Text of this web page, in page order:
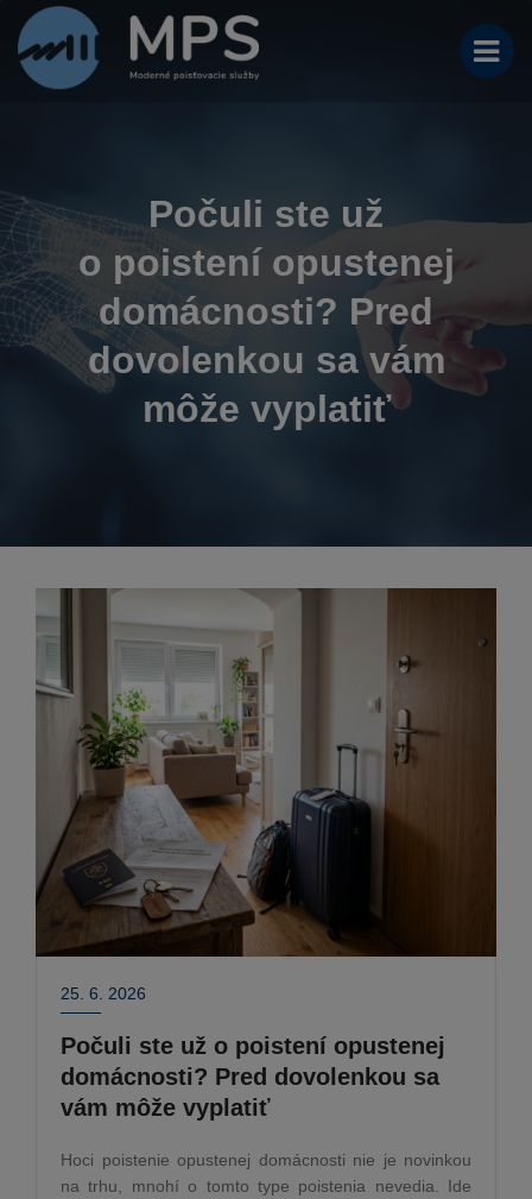
Počuli ste už
o poistení opustenej
domácnosti? Pred
dovolenkou sa vám
môže vyplatiť
25. 6. 2026
Počuli ste už o poistení opustenej
domácnosti? Pred dovolenkou sa
vám môže vyplatiť
Hoci poistenie opustenej domácnosti nie je novinkou
na trhu, mnohí o tomto type poistenia nevedia. Ide